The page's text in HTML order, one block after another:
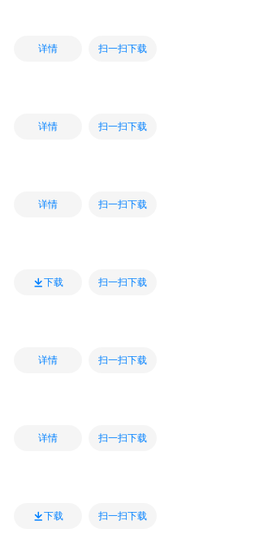
详情 扫一扫下载
详情 扫一扫下载
详情 扫一扫下载
下载 扫一扫下载
详情 扫一扫下载
详情 扫一扫下载
下载 扫一扫下载